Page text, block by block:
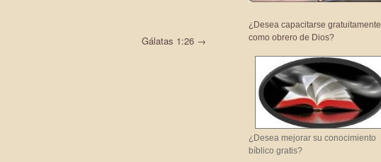
Gálatas 1:26 →
¿Desea capacitarse gratuitamente
como obrero de Dios?
¿Desea mejorar su conocimiento
bíblico gratis?